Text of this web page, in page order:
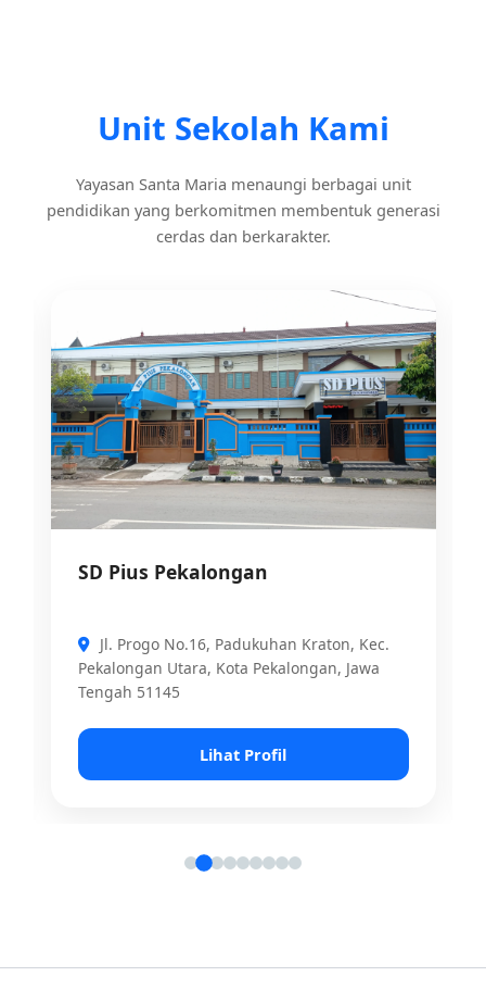
Unit Sekolah Kami
Yayasan Santa Maria menaungi berbagai unit
pendidikan yang berkomitmen membentuk generasi
cerdas dan berkarakter.
SD Pius Pekalongan
Jl. Progo No.16, Padukuhan Kraton, Kec.
Pekalongan Utara, Kota Pekalongan, Jawa
Tengah 51145
Lihat Profil